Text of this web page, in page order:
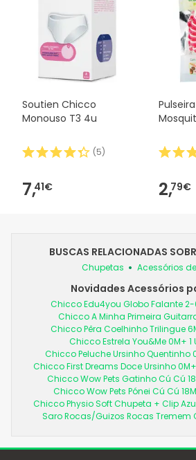
Soutien Chicco
Monouso T3 4u
(5)
7,41€ 2,79€
BUSCAS RELACIONADAS
Chupetas Acessórios
Novidades Acessórios
Chicco Edu4you Globo Falante 2-
Chicco A Minha Primeira
Chicco Pêra Coelhinho Trilingue
Chicco Estrela You&Me 0M+
Chicco Peluche Ursinho Quentinho
Chicco First Dreams Doce Ursinho
Chicco Wow Pets Gatinho Cú Cú
Chicco Wow Pets Pónei Cú Cú
Chicco Physio Soft Chupeta + Clip
Saro Rocas/Guizos Rocas Tremem